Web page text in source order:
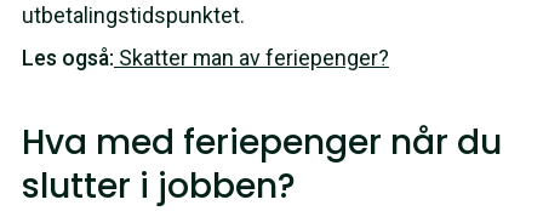
utbetalingstidspunktet.
Les også: Skatter man av feriepenger?
Hva med feriepenger når du
slutter i jobben?